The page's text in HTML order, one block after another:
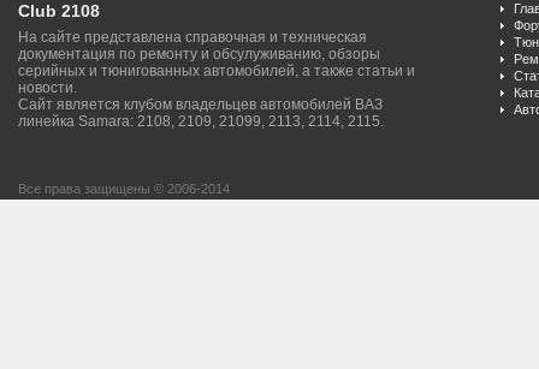
Club 2108
На сайте представлена справочная и техническая
документация по ремонту и обсулуживанию, обзоры
серийных и тюнигованных автомобилей, а также статьи и
новости.
Сайт является клубом владельцев автомобилей ВАЗ
линейка Samara: 2108, 2109, 21099, 2113, 2114, 2115.
Все права защищены © 2006-2014